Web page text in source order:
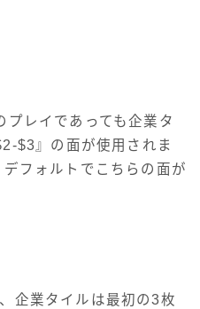
レイであっても企業タ
$3』の面が使用されま
フォルトでこちらの面が
企業タイルは最初の3枚